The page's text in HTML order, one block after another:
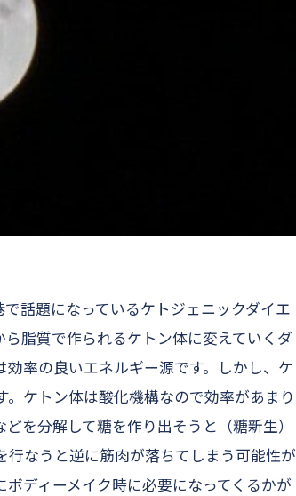
話題になっているケトジェニックダイエ
脂質で作られるケトン体に変えていくダ
率の良いエネルギー源です。しかし、ケ
ケトン体は酸化機構なので効率があまり
を分解して糖を作り出そうと（糖新生）
行なうと逆に筋肉が落ちてしまう可能性が
ディーメイク時に必要になってくるかが